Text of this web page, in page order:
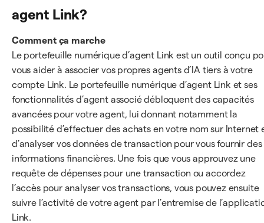
agent Link?
Comment ça marche
Le portefeuille numérique d’agent Link est un outil conçu
vous aider à associer vos propres agents d’IA tiers à votre
compte Link. Le portefeuille numérique d’agent Link et ses
fonctionnalités d’agent associé débloquent des capacités
avancées pour votre agent, lui donnant notamment la
possibilité d’effectuer des achats en votre nom sur Internet
d’analyser vos données de transaction pour vous fournir des
informations financières. Une fois que vous approuvez une
requête de dépenses pour une transaction ou accordez
l’accès pour analyser vos transactions, vous pouvez ensuite
suivre l’activité de votre agent par l’entremise de
Link.